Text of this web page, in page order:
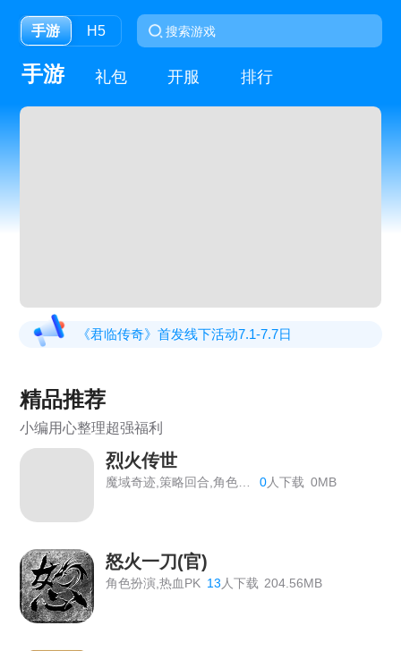
手游 H5
手游 礼包 开服 排行
《君临传奇》首发线下活动7.1-7.7日
《大唐盛世》线下返利活动
《虎符传奇》常驻线下充值返利活动
《狩猎幻想》线下返利
《战Online》首服开启
《维京传奇》线下返利终身累充
《热血战歌之创世》线下充值道具返利活动
精品推荐
小编用心整理超强福利
烈火传世
魔域奇迹,策略回合,角色扮演 0人下载 0MB
怒火一刀(官)
角色扮演,热血PK 13 人下载 204.56MB